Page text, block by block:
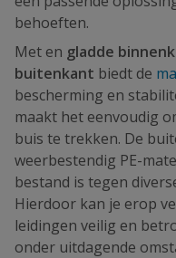
behoeften.
Met en gladde
buitenkant biedt de
bescherming en
maakt het eenvoudig
buis te trekken. De
weerbestendig PE-
bestand is tegen
Hierdoor kan je erop
leidingen veilig en
onder uitdagende